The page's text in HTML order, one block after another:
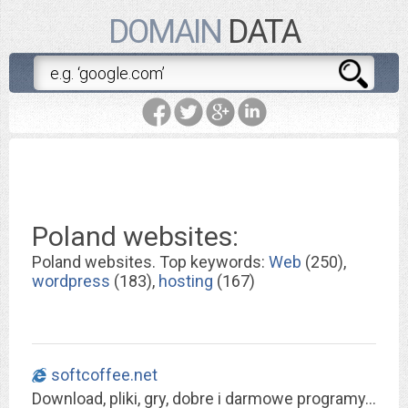
DOMAIN DATA
Poland websites:
Poland websites. Top keywords: Web (250),
wordpress (183), hosting (167)
softcoffee.net
Download, pliki, gry, dobre i darmowe programy, uaktualnienia - Pobierz | Download na softcoffee.net